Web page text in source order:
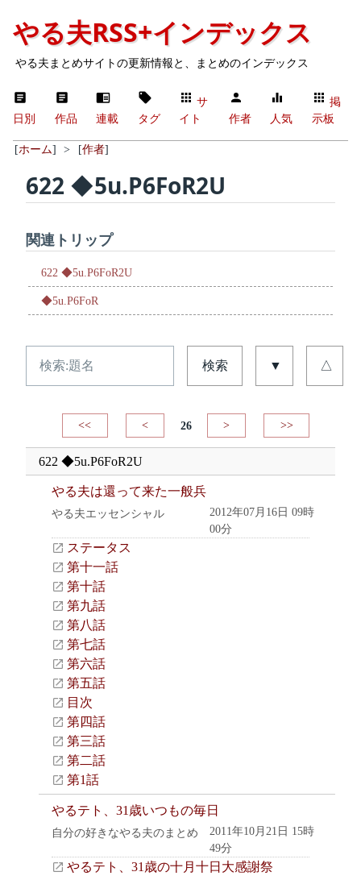
やる夫RSS+インデックス
やる夫まとめサイトの更新情報と、まとめのインデックス
日別 作品 連載 タグ
サ
イト
作者 人気
掲
示板
[ホーム] > [作者]
622 ◆5u.P6FoR2U
関連トリップ
622 ◆5u.P6FoR2U
◆5u.P6FoR
検索 ▼ △
<< < 26 > >>
622 ◆5u.P6FoR2U
やる夫は還って来た一般兵
やる夫エッセンシャル
2012年07月16日 09時
00分
ステータス
第十一話
第十話
第九話
第八話
第七話
第六話
第五話
目次
第四話
第三話
第二話
第1話
やるテト、31歳いつもの毎日
自分の好きなやる夫のまとめ
2011年10月21日 15時
49分
やるテト、31歳の十月十日大感謝祭